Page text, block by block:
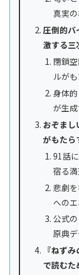
真実
圧倒的バ
激する三
閉鎖
ルが
身体
が生
おぞま
がもたら
91話
宿る
悲劇
への
公式
原典
『ねず
で読むた